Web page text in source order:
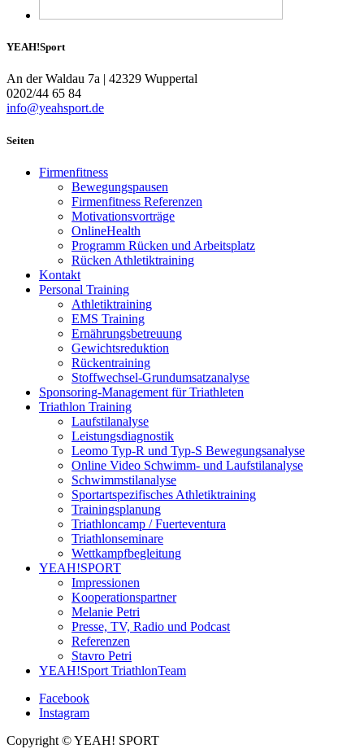
YEAH!Sport
An der Waldau 7a | 42329 Wuppertal
0202/44 65 84
info@yeahsport.de
Seiten
Firmenfitness
Bewegungspausen
Firmenfitness Referenzen
Motivationsvorträge
OnlineHealth
Programm Rücken und Arbeitsplatz
Rücken Athletiktraining
Kontakt
Personal Training
Athletiktraining
EMS Training
Ernährungsbetreuung
Gewichtsreduktion
Rückentraining
Stoffwechsel-Grundumsatzanalyse
Sponsoring-Management für Triathleten
Triathlon Training
Laufstilanalyse
Leistungsdiagnostik
Leomo Typ-R und Typ-S Bewegungsanalyse
Online Video Schwimm- und Laufstilanalyse
Schwimmstilanalyse
Sportartspezifisches Athletiktraining
Trainingsplanung
Triathloncamp / Fuerteventura
Triathlonseminare
Wettkampfbegleitung
YEAH!SPORT
Impressionen
Kooperationspartner
Melanie Petri
Presse, TV, Radio und Podcast
Referenzen
Stavro Petri
YEAH!Sport TriathlonTeam
Facebook
Instagram
Copyright © YEAH! SPORT